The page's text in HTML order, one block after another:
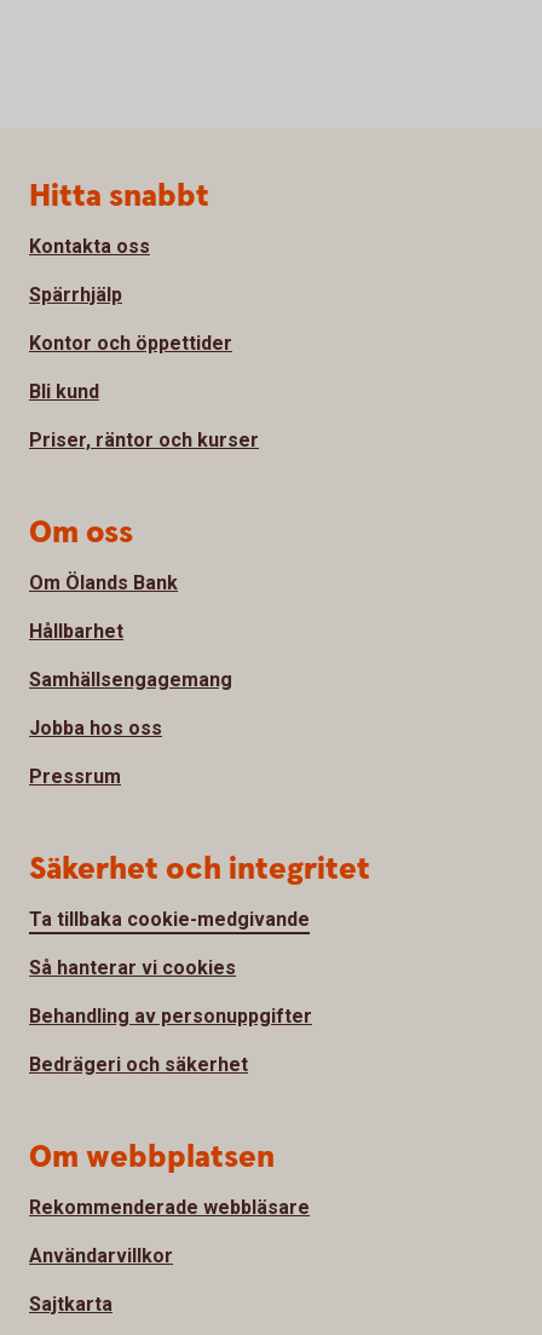
Sidfot
Hitta snabbt
Kontakta oss
Spärrhjälp
Kontor och öppettider
Bli kund
Priser, räntor och kurser
Om oss
Om Ölands Bank
Hållbarhet
Samhällsengagemang
Jobba hos oss
Pressrum
Säkerhet och integritet
Ta tillbaka cookie-medgivande
Så hanterar vi cookies
Behandling av personuppgifter
Bedrägeri och säkerhet
Om webbplatsen
Rekommenderade webbläsare
Användarvillkor
Sajtkarta